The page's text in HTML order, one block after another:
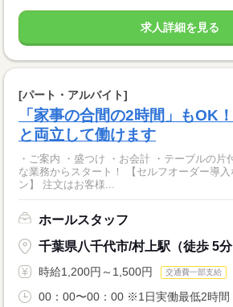
求人詳細を見る
[パート・アルバイト]
「家事の合間の2時間」もOK
と両立して働けます
・ご案内 ・盛つけ ・お会計 ・テーブルの
な業務からスタート！ 【セルフオーダー導入なので接客がカンタ
ン】 注文はお客様...
ホールスタッフ
千葉県八千代市/村上駅（徒歩 5分
時給1,200円～1,500円 交通費一部支給
00：00〜00：00 ※1日実働最低2時